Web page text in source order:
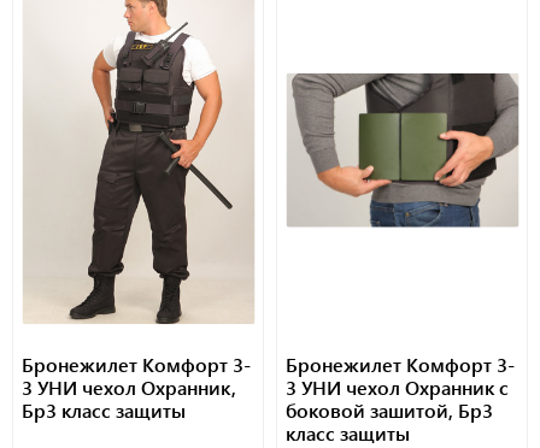
Бронежилет Комфорт 3-
3 УНИ чехол Охранник,
Бр3 класс защиты
Бронежилет Комфорт 3-
3 УНИ чехол Охранник с
боковой зашитой, Бр3
класс защиты